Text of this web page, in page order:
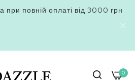
при повній оплаті від 3000 грн
0